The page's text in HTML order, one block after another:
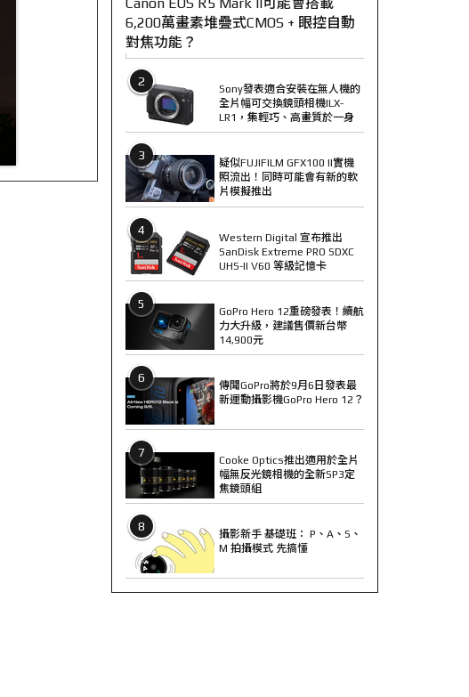
6,200萬畫素堆疊式CMOS + 眼控自動
對焦功能？
2
Sony發表適合安裝在無人機的
全片幅可交換鏡頭相機ILX-
LR1，集輕巧、高畫質於一身
3
疑似FUJIFILM GFX100 II實機
照流出！同時可能會有新的軟
片模擬推出
4
Western Digital 宣布推出
SanDisk Extreme PRO SDXC
UHS-II V60 等級記憶卡
5
GoPro Hero 12重磅發表！續航
力大升級，建議售價新台幣
14,900元
6
傳聞GoPro將於9月6日發表最
新運動攝影機GoPro Hero 12？
7
Cooke Optics推出適用於全片
幅無反光鏡相機的全新SP3定
焦鏡頭組
8
攝影新手 基礎班： P、A、S、
M 拍攝模式 先搞懂